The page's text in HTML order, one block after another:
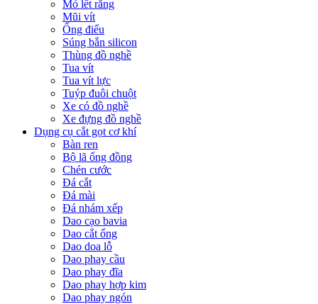
Mỏ lết răng
Mũi vít
Ống điếu
Súng bắn silicon
Thùng đồ nghề
Tua vít
Tua vít lực
Tuýp đuôi chuột
Xe có đồ nghề
Xe đựng đồ nghề
Dụng cụ cắt gọt cơ khí
Bàn ren
Bộ lã ống đồng
Chén cước
Đá cắt
Đá mài
Đá nhám xếp
Dao cạo bavia
Dao cắt ống
Dao doa lỗ
Dao phay cầu
Dao phay đĩa
Dao phay hợp kim
Dao phay ngón